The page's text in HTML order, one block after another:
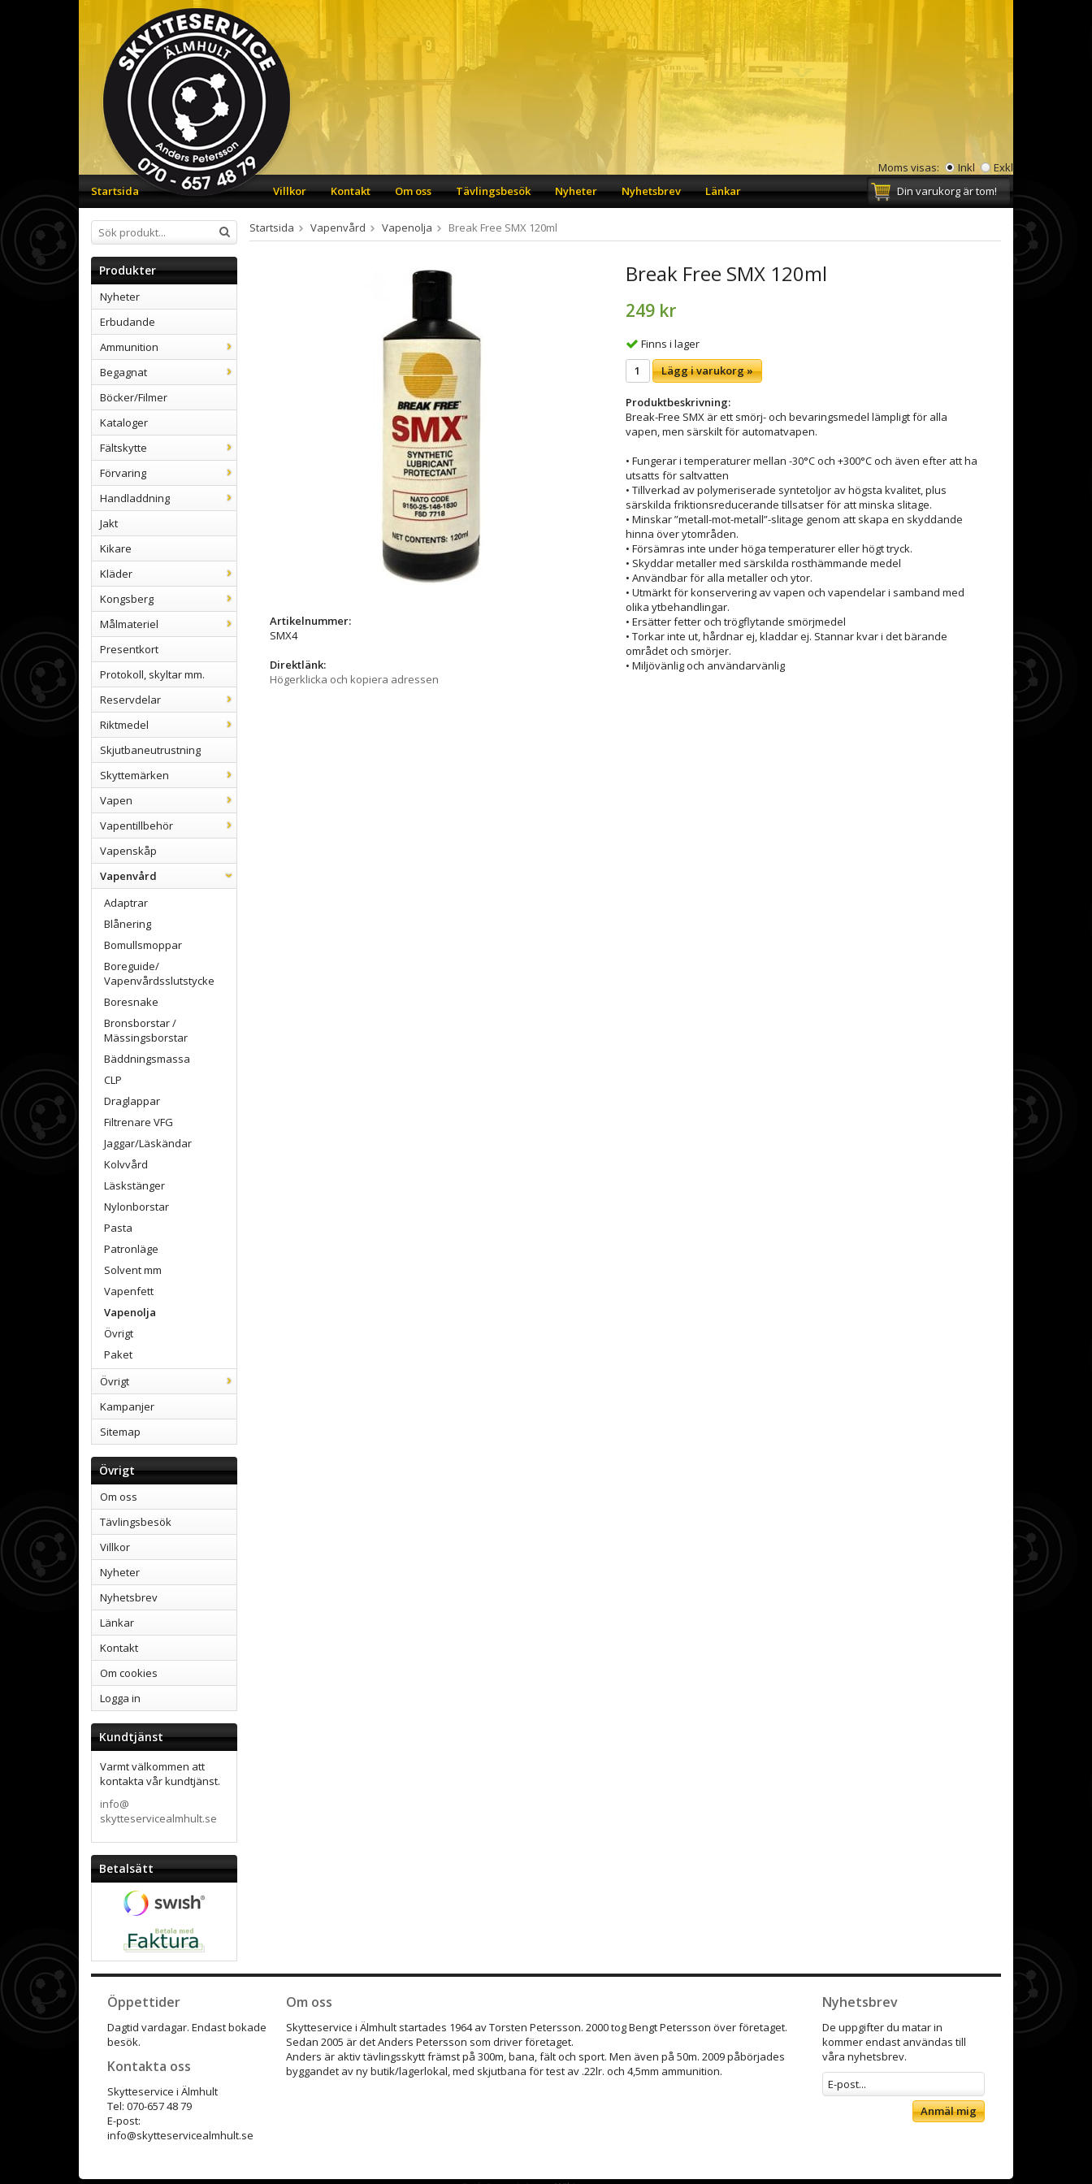
Moms visas: Inkl
Exkl
Startsida
Villkor Kontakt Om oss Tävlingsbesök Nyheter Nyhetsbrev Länkar Din varukorg är tom!
Produkter
Nyheter
Erbudande
Ammunition
Begagnat
Böcker/Filmer
Kataloger
Fältskytte
Förvaring
Handladdning
Jakt
Kikare
Kläder
Kongsberg
Målmateriel
Presentkort
Protokoll, skyltar mm.
Reservdelar
Riktmedel
Skjutbaneutrustning
Skyttemärken
Vapen
Vapentillbehör
Vapenskåp
Vapenvård
Adaptrar
Blånering
Bomullsmoppar
Boreguide/
Vapenvårdsslutstycke
Boresnake
Bronsborstar /
Mässingsborstar
Bäddningsmassa
CLP
Draglappar
Filtrenare VFG
Jaggar/Läskändar
Kolvvård
Läskstänger
Nylonborstar
Pasta
Patronläge
Solvent mm
Vapenfett
Vapenolja
Övrigt
Paket
Övrigt
Kampanjer
Sitemap
Övrigt
Om oss
Tävlingsbesök
Villkor
Nyheter
Nyhetsbrev
Länkar
Kontakt
Om cookies
Logga in
Kundtjänst
Varmt välkommen att
kontakta vår kundtjänst.
info@
skytteservicealmhult.se
Betalsätt
Startsida Vapenvård Vapenolja Break Free SMX 120ml
Break Free SMX 120ml
249 kr
Finns i lager
Lägg i varukorg »
Produktbeskrivning:
Break-Free SMX är ett smörj- och bevaringsmedel lämpligt för alla
vapen, men särskilt för automatvapen.
• Fungerar i temperaturer mellan -30°C och +300°C och även efter att ha
utsatts för saltvatten
• Tillverkad av polymeriserade syntetoljor av högsta kvalitet, plus
särskilda friktionsreducerande tillsatser för att minska slitage.
• Minskar ”metall-mot-metall”-slitage genom att skapa en skyddande
hinna över ytområden.
• Försämras inte under höga temperaturer eller högt tryck.
• Skyddar metaller med särskilda rosthämmande medel
• Användbar för alla metaller och ytor.
• Utmärkt för konservering av vapen och vapendelar i samband med
olika ytbehandlingar.
• Ersätter fetter och trögflytande smörjmedel
• Torkar inte ut, hårdnar ej, kladdar ej. Stannar kvar i det bärande
området och smörjer.
• Miljövänlig och användarvänlig
Artikelnummer:
SMX4
Direktlänk:
Högerklicka och kopiera adressen
Öppettider
Dagtid vardagar. Endast bokade
besök.
Kontakta oss
Skytteservice i Älmhult
Tel: 070-657 48 79
E-post:
info@skytteservicealmhult.se
Nyhetsbrev
De uppgifter du matar in
kommer endast användas till
våra nyhetsbrev.
Anmäl mig
Om oss
Skytteservice i Älmhult startades 1964 av Torsten Petersson. 2000 tog Bengt Petersson över företaget.
Sedan 2005 är det Anders Petersson som driver företaget.
Anders är aktiv tävlingsskytt främst på 300m, bana, fält och sport. Men även på 50m. 2009 påbörjades
byggandet av ny butik/lagerlokal, med skjutbana för test av .22lr. och 4,5mm ammunition.